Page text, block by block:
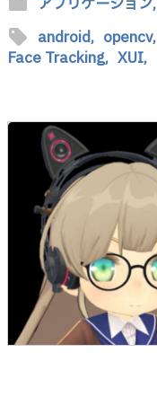
アプリケーション,
sell android, opencv,
Face Tracking, XUI,